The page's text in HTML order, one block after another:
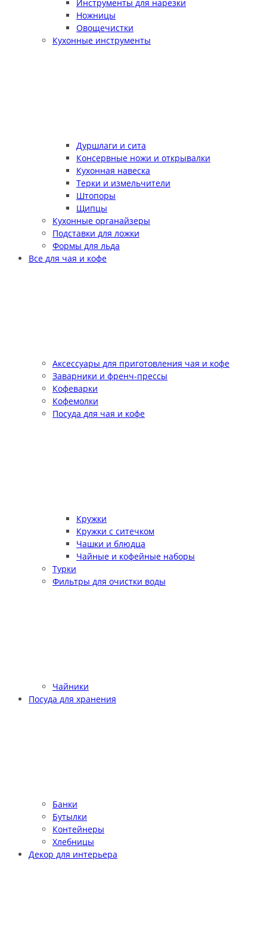
Инструменты для нарезки
Ножницы
Овощечистки
Кухонные инструменты
Дуршлаги и сита
Консервные ножи и открывалки
Кухонная навеска
Терки и измельчители
Штопоры
Щипцы
Кухонные органайзеры
Подставки для ложки
Формы для льда
Все для чая и кофе
Аксессуары для приготовления чая и кофе
Заварники и френч-прессы
Кофеварки
Кофемолки
Посуда для чая и кофе
Кружки
Кружки с ситечком
Чашки и блюдца
Чайные и кофейные наборы
Турки
Фильтры для очистки воды
Чайники
Посуда для хранения
Банки
Бутылки
Контейнеры
Хлебницы
Декор для интерьера